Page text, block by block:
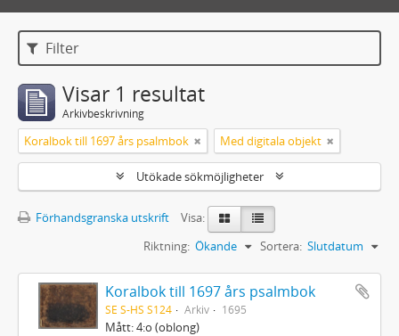
Filter
Visar 1 resultat
Arkivbeskrivning
Koralbok till 1697 års psalmbok Med digitala objekt
Utökade sökmöjligheter
Förhandsgranska utskrift
Visa:
Sortera: Slutdatum
Riktning: Ökande
Koralbok till 1697 års psalmbok
SE S-HS S124 Arkiv 1695
Mått: 4:o (oblong)